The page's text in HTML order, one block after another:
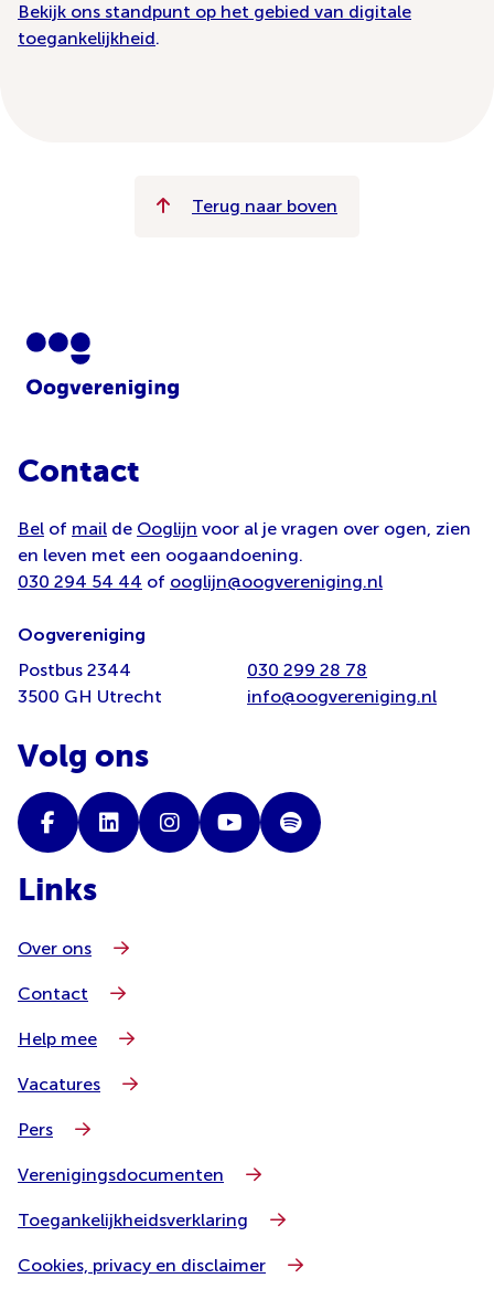
Bekijk ons standpunt op het gebied van digitale
toegankelijkheid.
Terug naar boven
Contact
Bel of mail de Ooglijn voor al je vragen over ogen, zien
en leven met een oogaandoening.
030 294 54 44 of ooglijn@oogvereniging.nl
Oogvereniging
Postbus 2344
3500 GH Utrecht
030 299 28 78
info@oogvereniging.nl
Volg ons
Links
Over ons
Contact
Help mee
Vacatures
Pers
Verenigingsdocumenten
Toegankelijkheidsverklaring
Cookies, privacy en disclaimer